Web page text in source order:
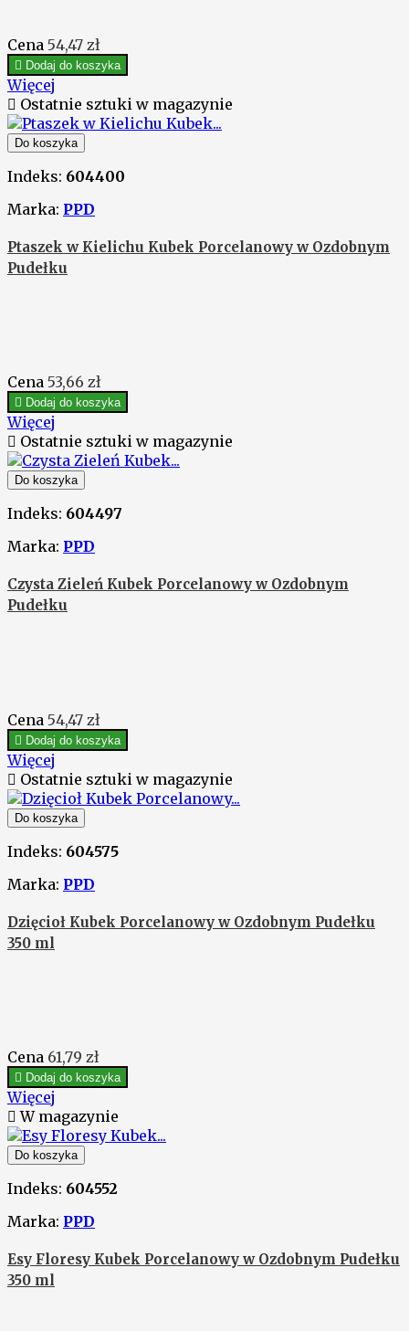
Cena 54,47 zł
 Dodaj do koszyka
Więcej
 Ostatnie sztuki w magazynie
Do koszyka
Indeks: 604400
Marka: PPD
Ptaszek w Kielichu Kubek Porcelanowy w Ozdobnym
Pudełku
Cena 53,66 zł
 Dodaj do koszyka
Więcej
 Ostatnie sztuki w magazynie
Do koszyka
Indeks: 604497
Marka: PPD
Czysta Zieleń Kubek Porcelanowy w Ozdobnym
Pudełku
Cena 54,47 zł
 Dodaj do koszyka
Więcej
 Ostatnie sztuki w magazynie
Do koszyka
Indeks: 604575
Marka: PPD
Dzięcioł Kubek Porcelanowy w Ozdobnym Pudełku
350 ml
Cena 61,79 zł
 Dodaj do koszyka
Więcej
 W magazynie
Do koszyka
Indeks: 604552
Marka: PPD
Esy Floresy Kubek Porcelanowy w Ozdobnym Pudełku
350 ml